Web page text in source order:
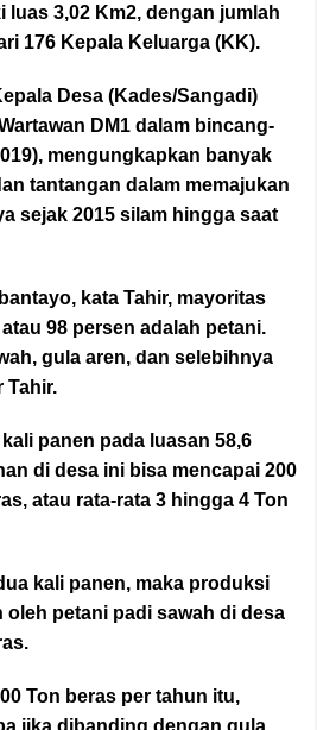
luas 3,02 Km2, dengan jumlah
176 Kepala Keluarga (KK).
Desa (Kades/Sangadi)
DM1 dalam bincang-
mengungkapkan banyak
tantangan dalam memajukan
sejak 2015 silam hingga saat
kata Tahir, mayoritas
98 persen adalah petani.
gula aren, dan selebihnya
Tahir.
panen pada luasan 58,6
di desa ini bisa mencapai 200
atau rata-rata 3 hingga 4 Ton
kali panen, maka produksi
oleh petani padi sawah di desa
Ton beras per tahun itu,
jika dibanding dengan gula